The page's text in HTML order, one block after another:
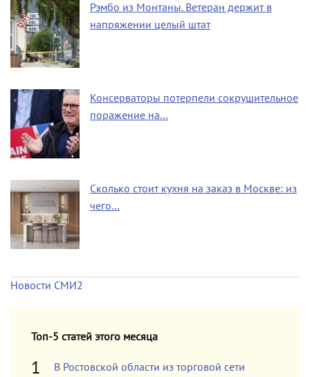
Рэмбо из Монтаны. Ветеран держит в
напряжении целый штат
Консерваторы потерпели сокрушительное
поражение на…
Сколько стоит кухня на заказ в Москве: из
чего…
Новости СМИ2
Топ-5 статей этого месяца
В Ростовской области из торговой сети